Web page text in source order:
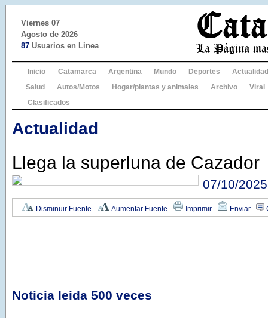
Viernes 07
Agosto de 2026
87 Usuarios en Linea
Inicio Catamarca Argentina Mundo Deportes
Actualidad
Salud
Autos/Motos Hogar/plantas y animales Archivo
Viral
Clasificados
Actualidad
Llega la superluna de Cazador
07/10/2025
Disminuir Fuente Aumentar Fuente Imprimir Enviar
Noticia leida 500 veces